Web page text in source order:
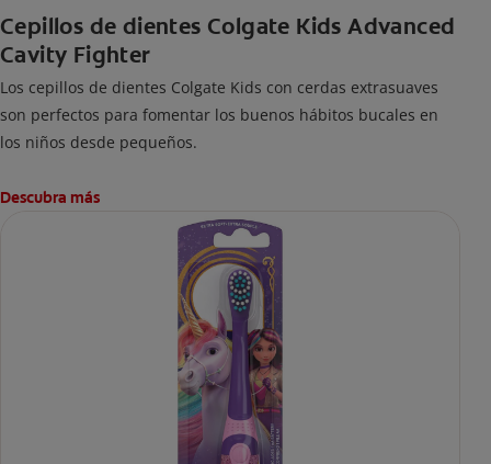
Cepillos de dientes Colgate Kids Advanced
Cavity Fighter
Los cepillos de dientes Colgate Kids con cerdas extrasuaves
son perfectos para fomentar los buenos hábitos bucales en
los niños desde pequeños.
Descubra más